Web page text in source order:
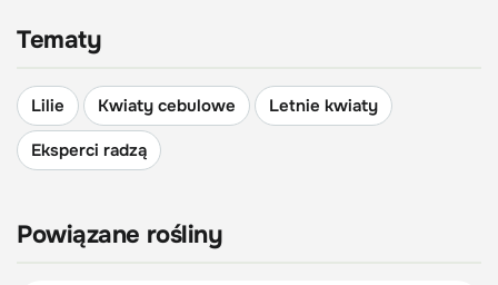
Tematy
Lilie Kwiaty cebulowe
Letnie kwiaty
Eksperci radzą
Powiązane rośliny